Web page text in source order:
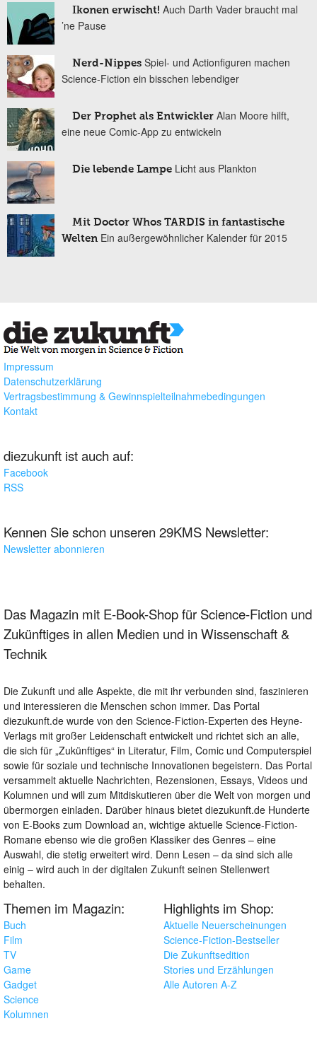
Ikonen erwischt! Auch Darth Vader braucht mal
’ne Pause
Nerd-Nippes Spiel- und Actionfiguren machen
Science-Fiction ein bisschen lebendiger
Der Prophet als Entwickler Alan Moore hilft,
eine neue Comic-App zu entwickeln
Die lebende Lampe Licht aus Plankton
Mit Doctor Whos TARDIS in fantastische
Welten Ein außergewöhnlicher Kalender für 2015
Impressum
Datenschutzerklärung
Vertragsbestimmung & Gewinnspielteilnahmebedingungen
Kontakt
diezukunft ist auch auf:
Facebook
RSS
Kennen Sie schon unseren 29KMS Newsletter:
Newsletter abonnieren
Das Magazin mit E-Book-Shop für Science-Fiction und
Zukünftiges in allen Medien und in Wissenschaft &
Technik
Die Zukunft und alle Aspekte, die mit ihr verbunden sind, faszinieren
und interessieren die Menschen schon immer. Das Portal
diezukunft.de wurde von den Science-Fiction-Experten des Heyne-
Verlags mit großer Leidenschaft entwickelt und richtet sich an alle,
die sich für „Zukünftiges“ in Literatur, Film, Comic und Computerspiel
sowie für soziale und technische Innovationen begeistern. Das Portal
versammelt aktuelle Nachrichten, Rezensionen, Essays, Videos und
Kolumnen und will zum Mitdiskutieren über die Welt von morgen und
übermorgen einladen. Darüber hinaus bietet diezukunft.de Hunderte
von E-Books zum Download an, wichtige aktuelle Science-Fiction-
Romane ebenso wie die großen Klassiker des Genres – eine
Auswahl, die stetig erweitert wird. Denn Lesen – da sind sich alle
einig – wird auch in der digitalen Zukunft seinen Stellenwert
behalten.
Themen im Magazin:
Buch
Film
TV
Game
Gadget
Science
Kolumnen
Highlights im Shop:
Aktuelle Neuerscheinungen
Science-Fiction-Bestseller
Die Zukunftsedition
Stories und Erzählungen
Alle Autoren A-Z